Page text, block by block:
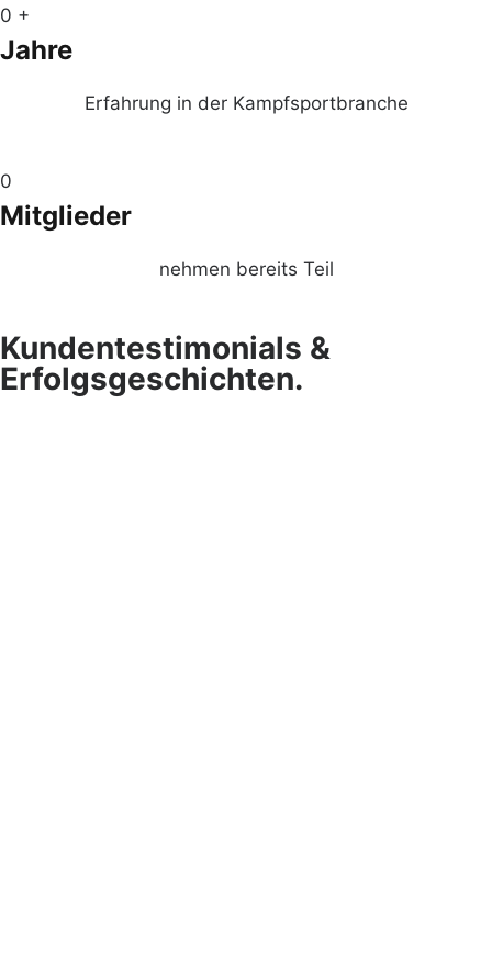
0 +
Jahre
Erfahrung in der Kampfsportbranche
0
Mitglieder
nehmen bereits Teil
Kundentestimonials &
Erfolgsgeschichten.